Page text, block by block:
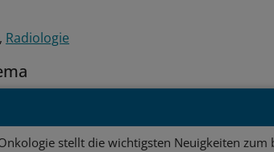
Radiologie
stellt die wichtigsten Neuigkeiten zum